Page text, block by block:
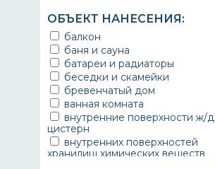
ОБЪЕКТ НАНЕСЕНИЯ:
балкон
баня и сауна
батареи и радиаторы
беседки и скамейки
бревенчатый дом
ванная комната
внутренние поверхности ж/д
цистерн
внутренних поверхностей
хранилищ химических веществ